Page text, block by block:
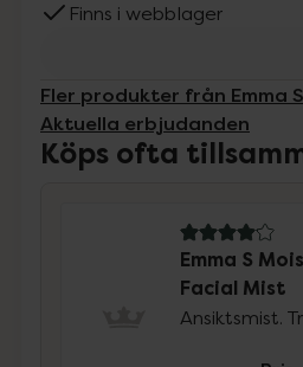
Finns i webblager
Fler produkter från Emma S
Aktuella erbjudanden
Köps ofta
4.1 av 5 i
Emma S
Facial Mist
Ansiktsmist.